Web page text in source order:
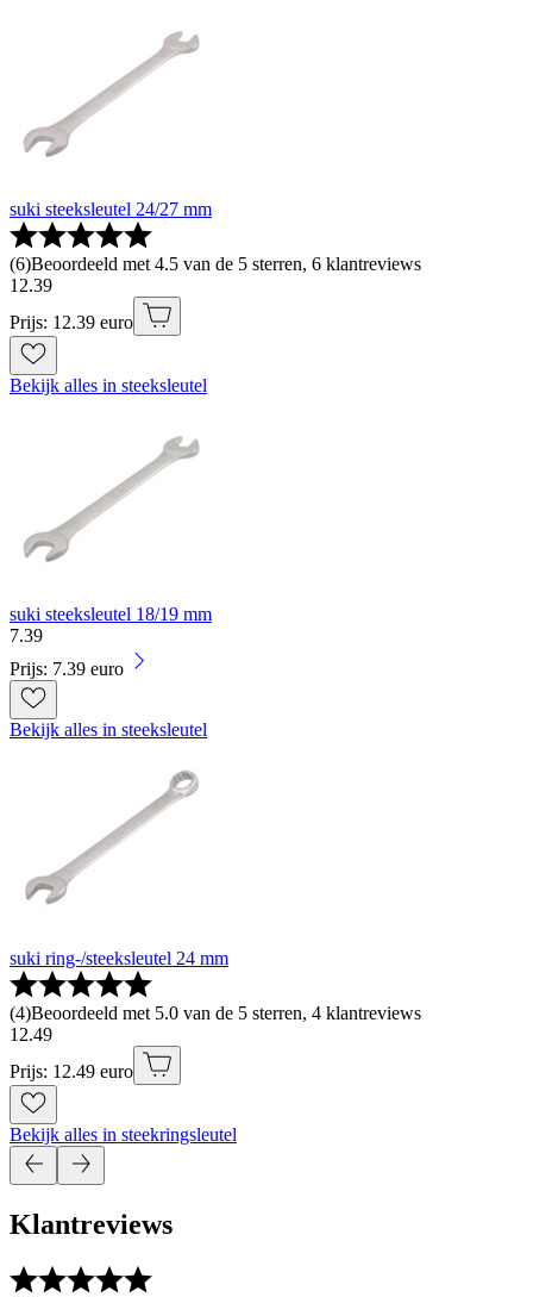
suki steeksleutel 24/27 mm
(6)Beoordeeld met 4.5 van de 5 sterren, 6 klantreviews
12.39
Prijs: 12.39 euro
Bekijk alles in steeksleutel
suki steeksleutel 18/19 mm
7.39
Prijs: 7.39 euro
Bekijk alles in steeksleutel
suki ring-/steeksleutel 24 mm
(4)Beoordeeld met 5.0 van de 5 sterren, 4 klantreviews
12.49
Prijs: 12.49 euro
Bekijk alles in steekringsleutel
Klantreviews